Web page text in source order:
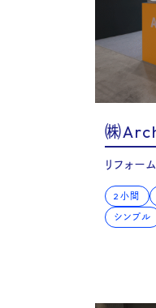
㈱
リフォー
2小間
シンプル